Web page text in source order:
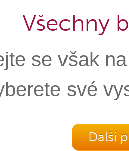
Všechny
se však
své
Další